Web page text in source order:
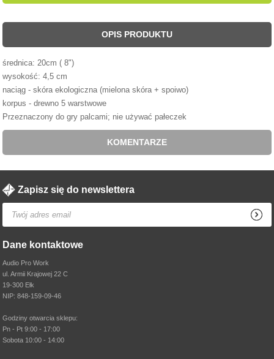
OPIS PRODUKTU
średnica: 20cm ( 8")
wysokość: 4,5 cm
naciąg - skóra ekologiczna (mielona skóra + spoiwo)
korpus - drewno 5 warstwowe
Przeznaczony do gry palcami; nie używać pałeczek
KOMENTARZE
Zapisz się do newslettera
Dane kontaktowe
Audio Pro Work
ul. Armii Krajowej 22 C
19-300 Ełk
NIP: 848-159-09-46
Godziny otwarcia sklepu:
Pn - Pt 9:00 - 17:00
Sobota 10:00 - 14:00